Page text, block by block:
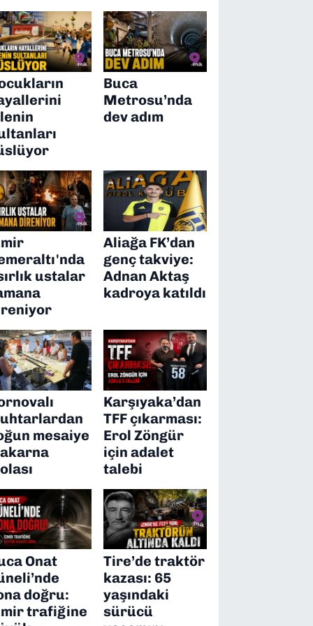
Buca
Metrosu’nda
dev adım
ustalar
Aliağa FK’dan
genç takviye:
Adnan Aktaş
kadroya katıldı
mesaiye
Karşıyaka’dan
TFF çıkarması:
Erol Zöngür
için adalet
talebi
Onat
doğru:
trafiğine
Tire’de traktör
kazası: 65
yaşındaki
sürücü